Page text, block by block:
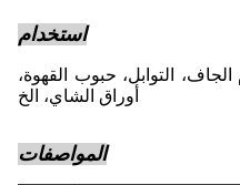
استخدام
التوابل، حبوب القهوة،
أوراق الشاي، الخ
المواصفات